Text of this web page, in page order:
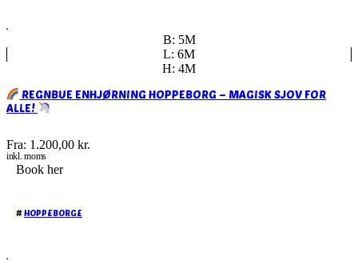
B: 5M
L: 6M
H: 4M
REGNBUE ENHJØRNING HOPPEBORG – MAGISK SJOV FOR
ALLE!
Fra: 1.200,00 kr.
inkl. moms
Book her
#HOPPEBORGE